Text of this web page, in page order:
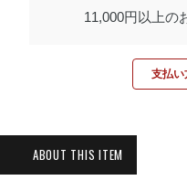
11,000円以上の
支払い